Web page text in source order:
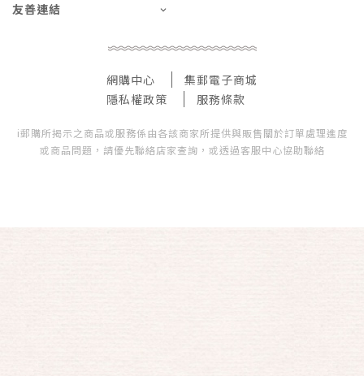
友善連結
網購中心
集郵電子商城
隱私權政策
服務條款
i郵購所揭示之商品或服務係由各該商家所提供與販售關於訂單處理進度
或商品問題，請優先聯絡店家查詢，或透過客服中心協助聯絡